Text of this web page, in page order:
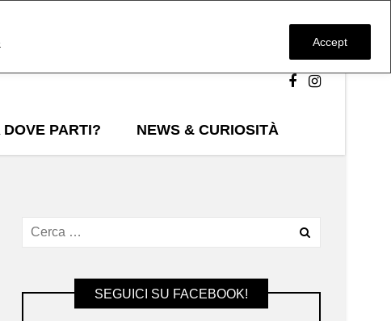
Accept
DOVE PARTI? NEWS & CURIOSITÀ
SEGUICI SU FACEBOOK!